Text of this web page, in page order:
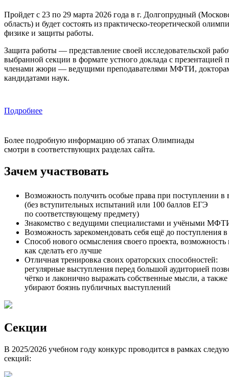
Пройдет с 23 по 29 марта 2026 года в г. Долгопрудный
область) и будет состоять из практическо-теоретической
физике и защиты работы.
Защита работы — представление своей исследовательской
выбранной секции в формате устного доклада с презентацией
членами жюри — ведущими преподавателями МФТИ,
кандидатами наук.
Подробнее
Более подробную информацию об этапах Олимпиады
смотри в соответствующих разделах сайта.
Зачем участвовать
Возможность получить особые права при поступлении в
(без вступительных испытаний или 100 баллов ЕГЭ
по соответствующему предмету)
Знакомство с ведущими специалистами и учёными
Возможность зарекомендовать себя ещё до поступления в
Способ нового осмысления своего проекта, возможность
как сделать его лучше
Отличная тренировка своих ораторских способностей:
регулярные выступления перед большой аудиторией
чётко и лаконично выражать собственные мысли, а также
убирают боязнь публичных выступлений
Секции
В 2025/2026 учебном году конкурс проводится в рамках
секций: